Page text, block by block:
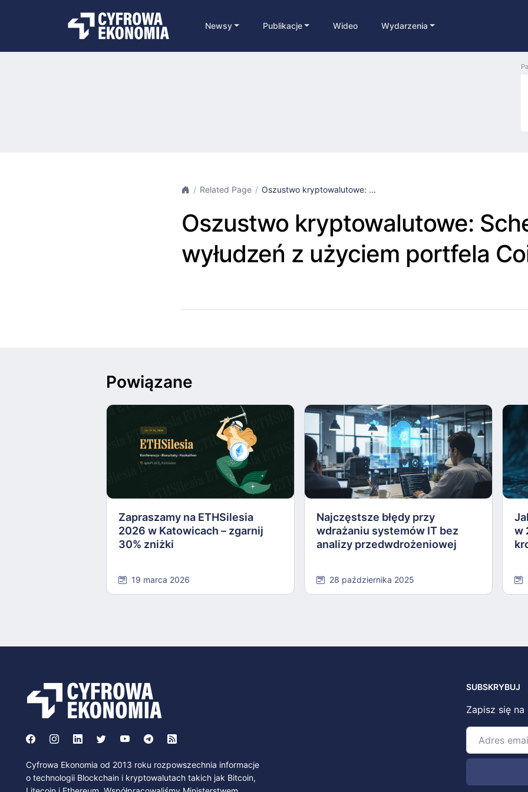
Newsy Publikacje Wideo Wydarzenia
Related Page Oszustwo kryptowalutowe: ...
Oszustwo kryptowalutowe:
wyłudzeń z użyciem portfela
Powiązane
Zapraszamy na ETHSilesia
2026 w Katowicach – zgarnij
30% zniżki
19 marca 2026
Najczęstsze błędy przy
wdrażaniu systemów IT bez
analizy przedwdrożeniowej
28 października 2025
w
Cyfrowa Ekonomia od 2013 roku rozpowszechnia informacje
o technologii Blockchain i kryptowalutach takich jak Bitcoin,
SUBSKRYBUJ
Zapisz się